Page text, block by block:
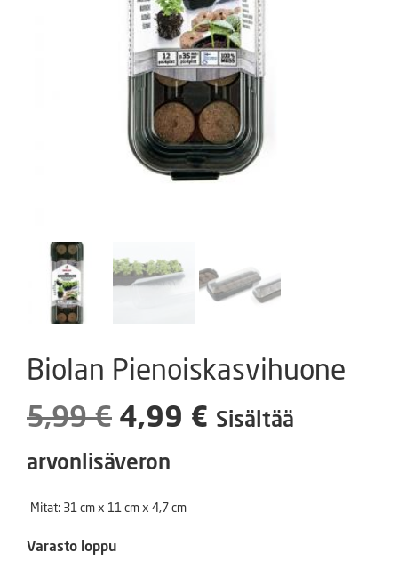
Biolan Pienoiskasvihuone
5,99€ Alkuperäinen
hinta
oli:
4,99 € Nykyinen
Sisältää
arvonlisäveron
Mitat: 31 cm x 11 cm x 4,7 cm
Varasto loppu